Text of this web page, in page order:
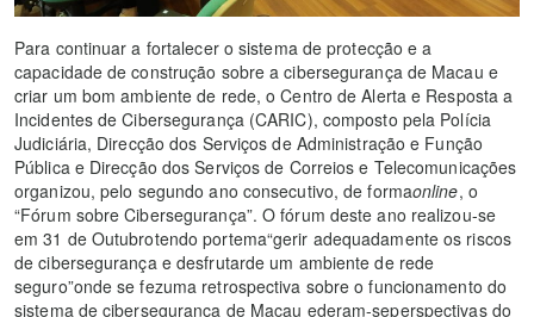
Para continuar a fortalecer o sistema de protecção e a
capacidade de construção sobre a cibersegurança de Macau e
criar um bom ambiente de rede, o Centro de Alerta e Resposta a
Incidentes de Cibersegurança (CARIC), composto pela Polícia
Judiciária, Direcção dos Serviços de Administração e Função
Pública e Direcção dos Serviços de Correios e Telecomunicações
organizou, pelo segundo ano consecutivo, de formaonline, o
“Fórum sobre Cibersegurança”. O fórum deste ano realizou-se
em 31 de Outubrotendo portema“gerir adequadamente os riscos
de cibersegurança e desfrutarde um ambiente de rede
seguro”onde se fezuma retrospectiva sobre o funcionamento do
sistema de cibersegurança de Macau ederam-seperspectivas do